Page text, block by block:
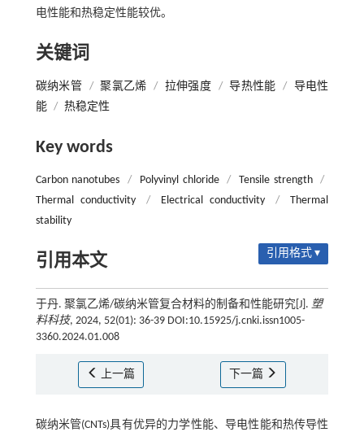
电性能和热稳定性能较优。
关键词
碳纳米管 / 聚氯乙烯 / 拉伸强度 / 导热性能 / 导电性
能 / 热稳定性
Key words
Carbon nanotubes / Polyvinyl chloride / Tensile strength
/
Thermal conductivity
/ Electrical conductivity /
Thermal
stability
引用本文 引用格式 ▾
于丹. 聚氯乙烯/碳纳米管复合材料的制备和性能研究[J]. 塑
料科技, 2024, 52(01): 36-39 DOI:10.15925/j.cnki.issn1005-
3360.2024.01.008
上一篇 下一篇
碳纳米管(CNTs)具有优异的力学性能、导电性能和热传导性